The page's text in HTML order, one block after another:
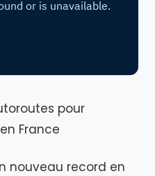
pour
France
nouveau record en